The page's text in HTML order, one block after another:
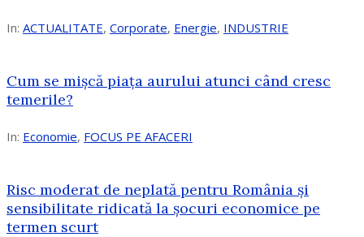
In: ACTUALITATE, Corporate, Energie, INDUSTRIE
Cum se mișcă piața aurului atunci când cresc
temerile?
In: Economie, FOCUS PE AFACERI
Risc moderat de neplată pentru România și
sensibilitate ridicată la șocuri economice pe
termen scurt